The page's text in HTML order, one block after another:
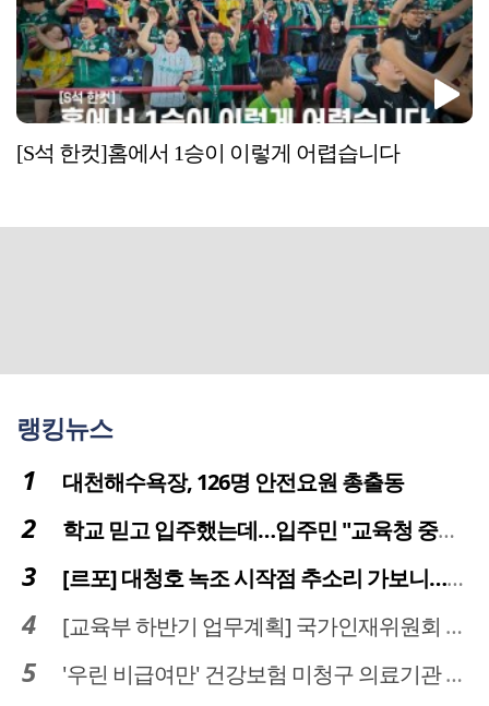
[S석 한컷]홈에서 1승이 이렇게 어렵습니다
랭킹뉴스
대천해수욕장, 126명 안전요원 총출동
학교 믿고 입주했는데…입주민 "교육청 중재 나서라"
[르포] 대청호 녹조 시작점 추소리 가보니…걷어내도 짙은 초록빛
[교육부 하반기 업무계획] 국가인재위원회 신설… 거점국립대 3곳 성장엔진·AI 분야 패키지 지원
'우린 비급여만' 건강보험 미청구 의료기관 대전 65곳 충남 31곳